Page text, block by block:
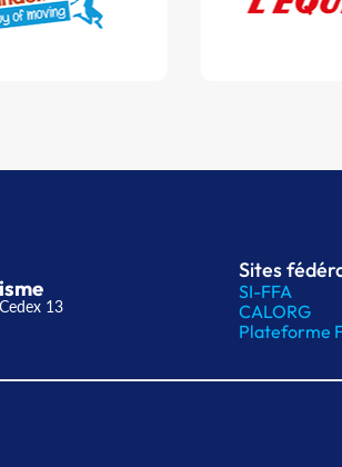
13
Sites
SI-FFA
CALORG
Plateforme